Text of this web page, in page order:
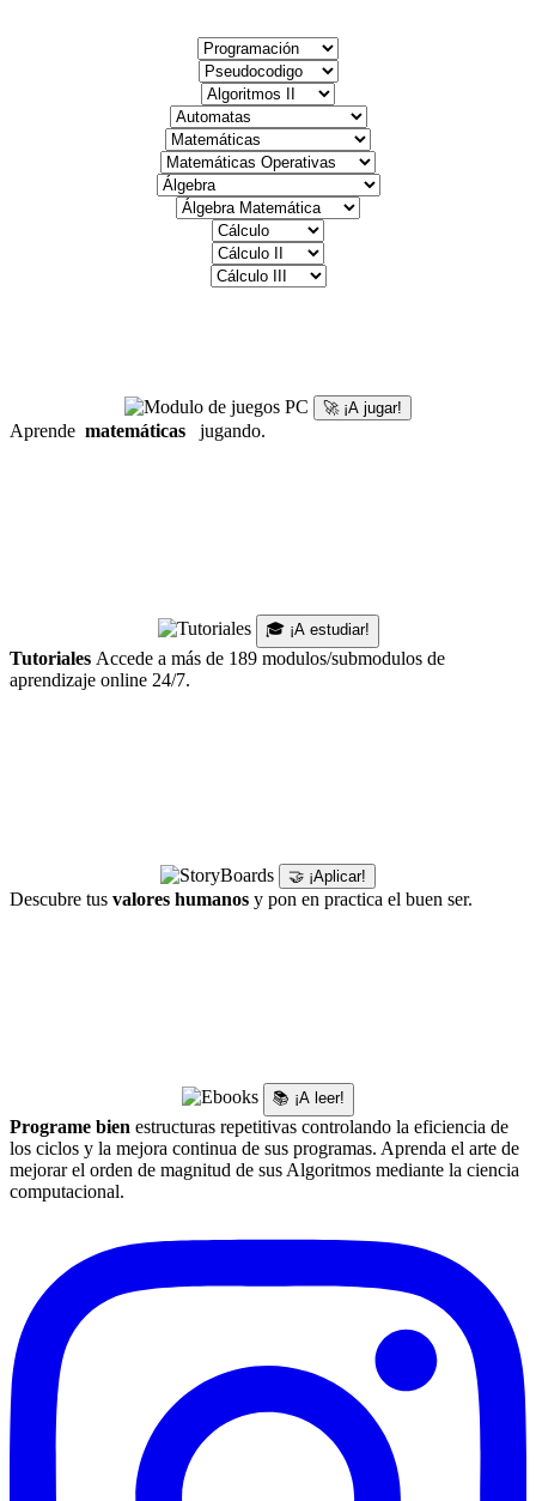
🚀 ¡A jugar!
Aprende matemáticas jugando.
🎓 ¡A estudiar!
Tutoriales Accede a más de 189 modulos/submodulos de
aprendizaje online 24/7.
🤝 ¡Aplicar!
Descubre tus valores humanos y pon en practica el buen ser.
📚 ¡A leer!
Programe bien estructuras repetitivas controlando la eficiencia de
los ciclos y la mejora continua de sus programas. Aprenda el arte de
mejorar el orden de magnitud de sus Algoritmos mediante la ciencia
computacional.